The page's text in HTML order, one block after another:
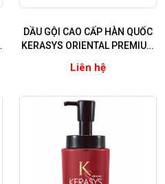
DẦU GỘI CAO CẤP HÀN QUỐC
KERASYS ORIENTAL PREMIUM
REPAIR 600ml
Liên hệ